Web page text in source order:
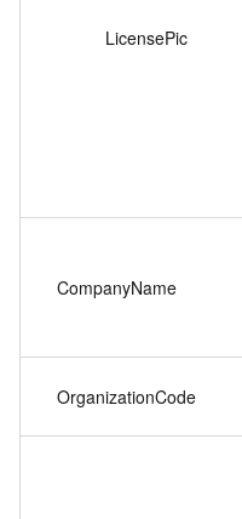
LicensePic
CompanyName
OrganizationCode